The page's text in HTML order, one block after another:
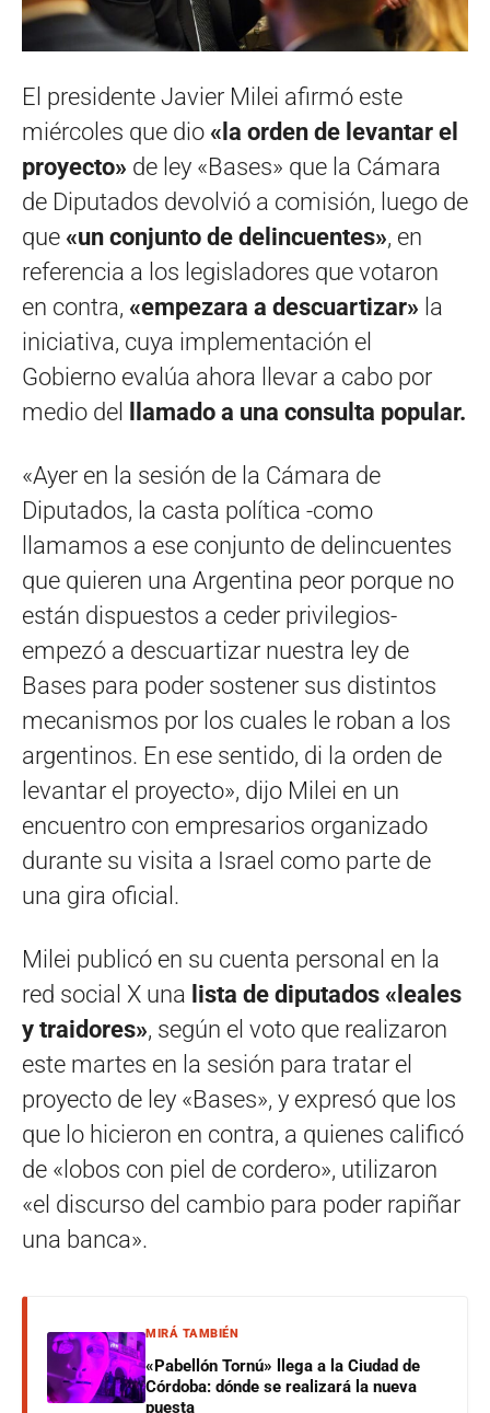
El presidente Javier Milei afirmó este
miércoles que dio «la orden de levantar el
proyecto» de ley «Bases» que la Cámara
de Diputados devolvió a comisión, luego de
que «un conjunto de delincuentes», en
referencia a los legisladores que votaron
en contra, «empezara a descuartizar» la
iniciativa, cuya implementación el
Gobierno evalúa ahora llevar a cabo por
medio del
llamado a una consulta popular.
«Ayer en la sesión de la Cámara de
Diputados, la casta política -como
llamamos a ese conjunto de delincuentes
que quieren una Argentina peor porque no
están dispuestos a ceder privilegios-
empezó a descuartizar nuestra ley de
Bases para poder sostener sus distintos
mecanismos por los cuales le roban a los
argentinos. En ese sentido, di la orden de
levantar el proyecto», dijo Milei en un
encuentro con empresarios organizado
durante su visita a Israel como parte de
una gira oficial.
Milei publicó en su cuenta personal en la
red social X una lista de diputados «leales
y traidores», según el voto que realizaron
este martes en la sesión para tratar el
proyecto de ley «Bases», y expresó que los
que lo hicieron en contra, a quienes calificó
de «lobos con piel de cordero», utilizaron
«el discurso del cambio para poder rapiñar
una banca».
MIRÁ TAMBIÉN
«Pabellón Tornú» llega a la Ciudad de
Córdoba: dónde se realizará la nueva
puesta